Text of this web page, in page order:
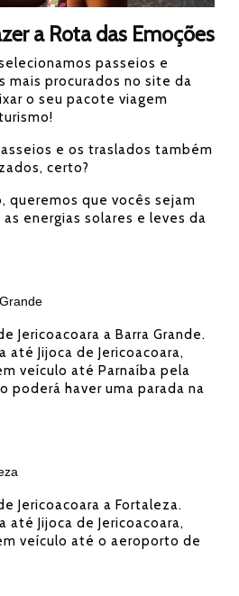
a Rota das Emoções
passeios e
mais procurados no site da
o seu pacote viagem
e os traslados também
certo?
queremos que vocês sejam
energias solares e leves da
Jericoacoara a Barra Grande.
até Jijoca de Jericoacoara,
veículo até Parnaíba pela
poderá haver uma parada na
Jericoacoara a Fortaleza.
até Jijoca de Jericoacoara,
veículo até o aeroporto de